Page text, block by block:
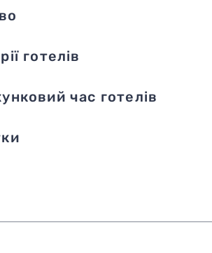
готелів
час готелів